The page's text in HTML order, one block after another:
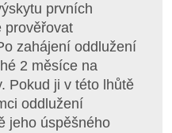
prvních
prověřovat
zahájení oddlužení
2 měsíce na
Pokud ji v této lhůtě
oddlužení
jeho úspěšného